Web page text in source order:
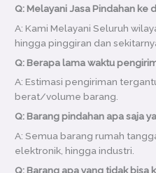
Q: Melayani Jasa Pindahan ke
A: Kami Melayani Seluruh
hingga pinggiran dan
Q: Berapa lama waktu
A: Estimasi pengiriman
berat/volume barang.
Q: Barang pindahan apa saja
A: Semua barang rumah
elektronik, hingga industri.
Q: Barang apa yang tidak bisa